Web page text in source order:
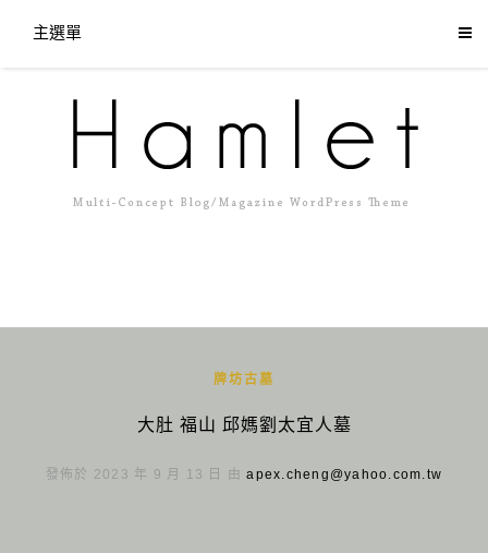
主選單
牌坊古墓
大肚 福山 邱媽劉太宜人墓
發佈於 2023 年 9 月 13 日 由apex.cheng@yahoo.com.tw